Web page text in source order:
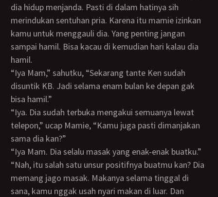
dia hidup menjanda. Pasti di dalam hatinya sih
merindukan sentuhan pria. Karena itu mamie izinkan
kamu untuk menggauli dia. Yang penting jangan
sampai hamil. Bisa kacau di kemudian hari kalau dia
hamil.
“Iya Mam,” sahutku, “Sekarang tante Ken sudah
disuntik KB. Jadi selama enam bulan ke depan gak
bisa hamil.”
“Iya. Dia sudah terbuka mengakui semuanya lewat
telepon,” ucap Mamie, “Kamu juga pasti dimanjakan
sama dia kan?”
“Iya Mam. Dia selalu masak yang enak-enak buatku.”
“Nah, itu salah satu unsur positifnya buatmu kan? Dia
memang jago masak. Makanya selama tinggal di
sana, kamu nggak usah nyari makan di luar. Dan